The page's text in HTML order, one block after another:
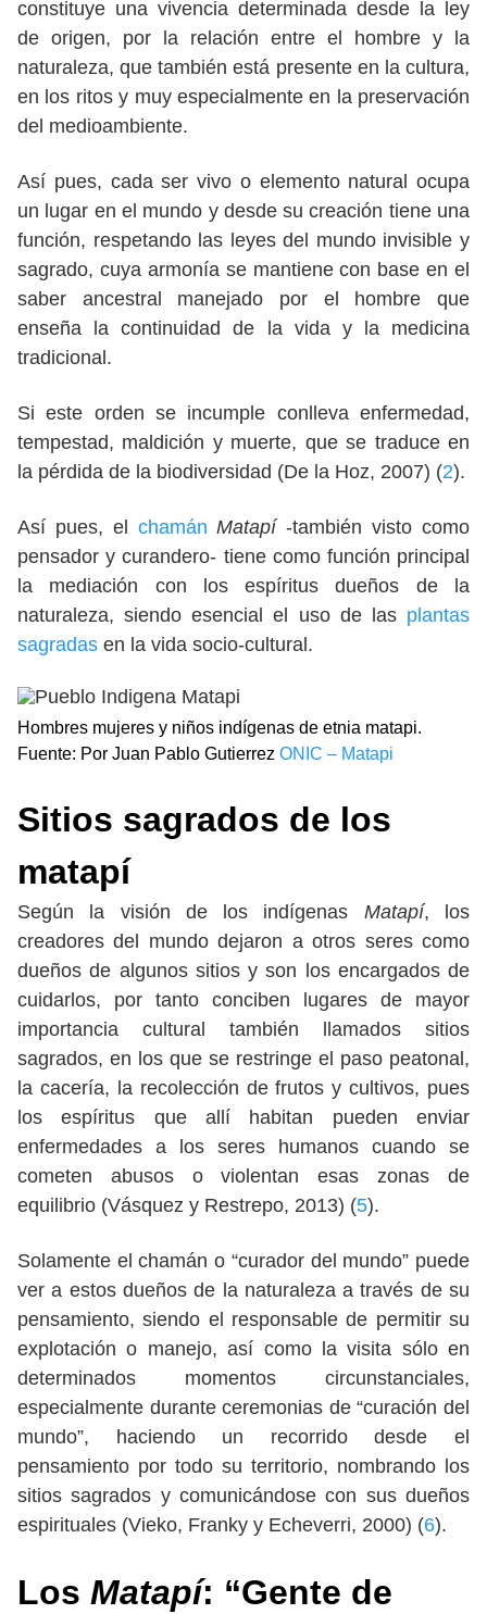
constituye una vivencia determinada desde la ley
de origen, por la relación entre el hombre y la
naturaleza, que también está presente en la cultura,
en los ritos y muy especialmente en la preservación
del medioambiente.
Así pues, cada ser vivo o elemento natural ocupa
un lugar en el mundo y desde su creación tiene una
función, respetando las leyes del mundo invisible y
sagrado, cuya armonía se mantiene con base en el
saber ancestral manejado por el hombre que
enseña la continuidad de la vida y la medicina
tradicional.
Si este orden se incumple conlleva enfermedad,
tempestad, maldición y muerte, que se traduce en
la pérdida de la biodiversidad (De la Hoz, 2007) (2).
Así pues, el chamánMatapí-también visto como
pensador y curandero- tiene como función principal
la mediación con los espíritus dueños de la
naturaleza, siendo esencial el uso de las plantas
sagradas en la vida socio-cultural.
Hombres mujeres y niños indígenas de etnia matapi.
Fuente: Por Juan Pablo Gutierrez ONIC – Matapi
Sitios sagrados de los
matapí
Según la visión de los indígenas Matapí, los
creadores del mundo dejaron a otros seres como
dueños de algunos sitios y son los encargados de
cuidarlos, por tanto conciben lugares de mayor
importancia cultural también llamados sitios
sagrados, en los que se restringe el paso peatonal,
la cacería, la recolección de frutos y cultivos, pues
los espíritus que allí habitan pueden enviar
enfermedades a los seres humanos cuando se
cometen abusos o violentan esas zonas de
equilibrio (Vásquez y Restrepo, 2013) (5).
Solamente el chamán o “curador del mundo” puede
ver a estos dueños de la naturaleza a través de su
pensamiento, siendo el responsable de permitir su
explotación o manejo, así como la visita sólo en
determinados momentos circunstanciales,
especialmente durante ceremonias de “curación del
mundo”, haciendo un recorrido desde el
pensamiento por todo su territorio, nombrando los
sitios sagrados y comunicándose con sus dueños
espirituales (Vieko, Franky y Echeverri, 2000) (6).
Los Matapí: “Gente de